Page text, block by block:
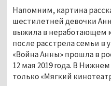
Напомним, картина
шестилетней девочки
выжила в неработающем
после расстрела семьи в
«Война Анны» прошла в
12 мая 2019 года. В
только «Мягкий